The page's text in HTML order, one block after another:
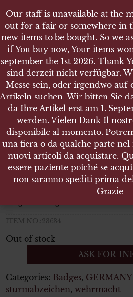
SHOP
ALLGEMEINES
BADGE
Allgemeines
Assault badge
Allgemeines Sturmabzeichen – Assault
Weight 14.890 gr. – Size 42 x 54
ITEM NO.:23634
Out of stock
ASK FOR
Categories: Badges, GERMANY
sturmabzeichen, wehrmacht
Our staff is unavailable at the
out for a fair or somewhere in
new items to be bought. So we
if You buy now, Your items
september the 1st 2026. Thank
sind derzeit nicht verfügbar.
Messe sein, oder irgendwo auf
Artikeln suchen. Wir bitten Sie
da Ihre Artikel erst am 1.
werden. Vielen Dank Il
disponibile al momento.
una fiera o da qualche parte
nuovi articoli da acquistare.
essere paziente poiché se
non saranno spediti prima
Grazie
Our staff is unavailable at the
out for a fair or somewhere in
new items to be bought. So we
if You buy now, Your items
september the 1st 2026. Thank
sind derzeit nicht verfügbar.
Messe sein, oder irgendwo auf
Artikeln suchen. Wir bitten Sie
da Ihre Artikel erst am 1.
werden. Vielen Dank Il
disponibile al momento.
una fiera o da qualche parte
nuovi articoli da acquistare.
essere paziente poiché se
non saranno spediti prima
Grazie